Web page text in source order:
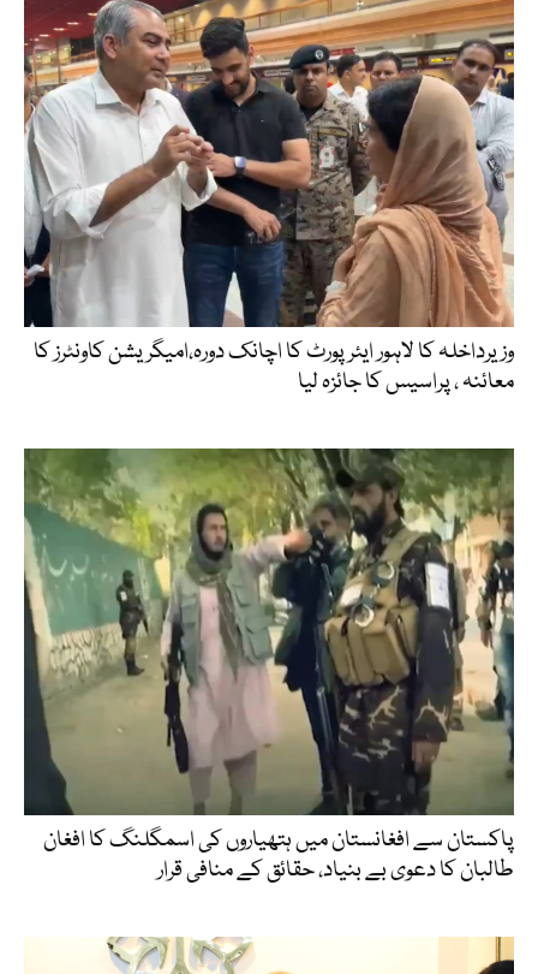
وزیرداخلہ کا لاہور ایئرپورٹ کا اچانک دورہ،امیگریشن کاونٹرز کا
معائنہ ، پراسیس کا جائزہ لیا
پاکستان سے افغانستان میں ہتھیاروں کی اسمگلنگ کا افغان
طالبان کا دعوی بے بنیاد، حقائق کے منافی قرار